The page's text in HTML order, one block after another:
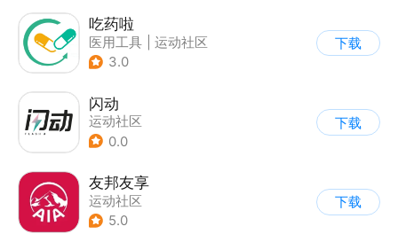
吃药啦
医用工具
运动社区
3.0
下载
闪动
运动社区
0.0
下载
友邦友享
运动社区
5.0
下载